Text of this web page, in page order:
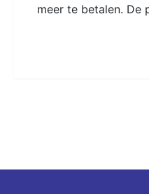
meer te betalen. De